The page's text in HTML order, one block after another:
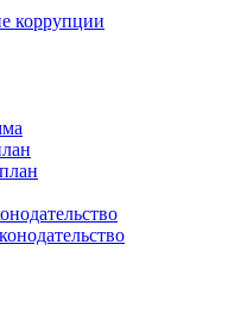
коррупции